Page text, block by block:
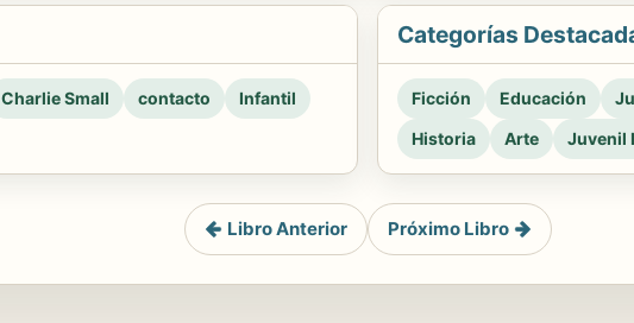
Charlie Small contacto Infantil
Categorías
Ficción Educación
Historia
Arte Juvenil
Libro Anterior Próximo Libro